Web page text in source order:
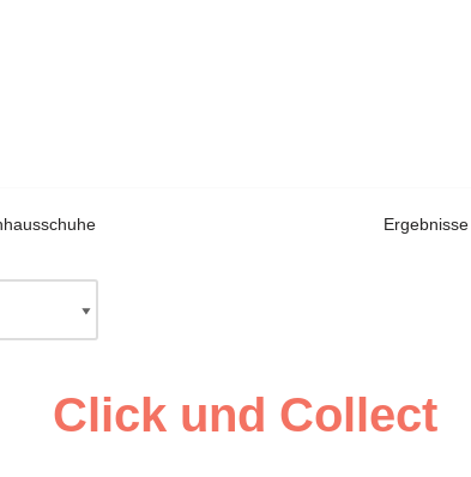
Click und Collect